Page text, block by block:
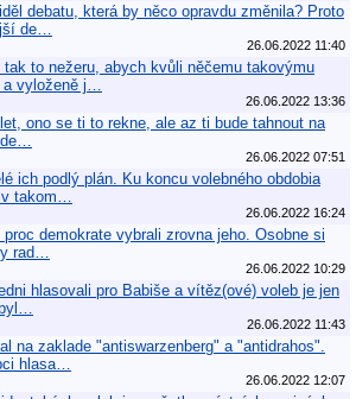
debatu, která by něco opravdu změnila? Proto
de…
26.06.2022 11:40
tak to nežeru, abych kvůli něčemu takovýmu
vyloženě j…
26.06.2022 13:36
ono se ti to rekne, ale az ti bude tahnout na
26.06.2022 07:51
ich podlý plán. Ku koncu volebného obdobia
takom…
26.06.2022 16:24
demokrate vybrali zrovna jeho. Osobne si
rad…
26.06.2022 10:29
hlasovali pro Babiše a vítěz(ové) voleb je jen
26.06.2022 11:43
na zaklade "antiswarzenberg" a "antidrahos".
hlasa…
26.06.2022 12:07